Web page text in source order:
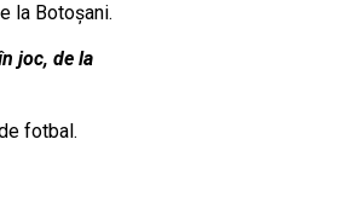
la Botoşani.
joc, de la
fotbal.